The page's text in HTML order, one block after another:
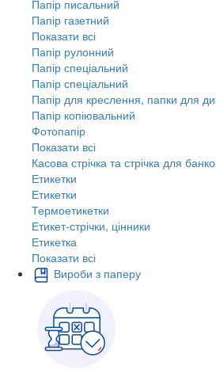
Папір писальний
Папір газетний
Показати всі
Папір рулонний
Папір спеціальний
Папір спеціальний
Папір для креслення, папки для
Папір копіювальний
Фотопапір
Показати всі
Касова стрічка та стрічка для
Етикетки
Етикетки
Термоетикетки
Етикет-стрічки, цінники
Етикетка
Показати всі
Вироби з паперу